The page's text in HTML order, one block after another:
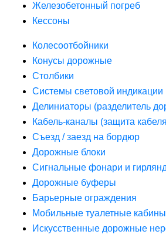
Железобетонный погреб
Кессоны
Колесоотбойники
Конусы дорожные
Столбики
Системы световой индикации
Делиниаторы (разделитель
Кабель-каналы (защита
Съезд / заезд на бордюр
Дорожные блоки
Сигнальные фонари и
Дорожные буферы
Барьерные ограждения
Мобильные туалетные кабины
Искусственные дорожные